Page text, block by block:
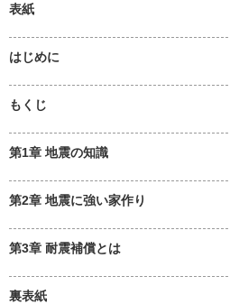
表紙
はじめに
もくじ
第1章 地震の知識
第2章 地震に強い家作り
第3章 耐震補償とは
裏表紙